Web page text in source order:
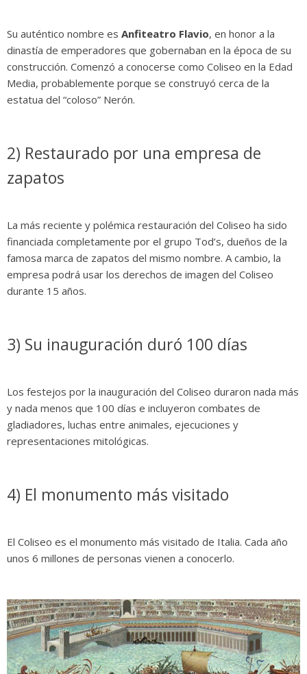
Su auténtico nombre es Anfiteatro Flavio, en honor a la
dinastía de emperadores que gobernaban en la época de su
construcción. Comenzó a conocerse como Coliseo en la Edad
Media, probablemente porque se construyó cerca de la
estatua del “coloso” Nerón.
2) Restaurado por una empresa de
zapatos
La más reciente y polémica restauración del Coliseo ha sido
financiada completamente por el grupo Tod’s, dueños de la
famosa marca de zapatos del mismo nombre. A cambio, la
empresa podrá usar los derechos de imagen del Coliseo
durante 15 años.
3) Su inauguración duró 100 días
Los festejos por la inauguración del Coliseo duraron nada más
y nada menos que 100 días e incluyeron combates de
gladiadores, luchas entre animales, ejecuciones y
representaciones mitológicas.
4) El monumento más visitado
El Coliseo es el monumento más visitado de Italia. Cada año
unos 6 millones de personas vienen a conocerlo.